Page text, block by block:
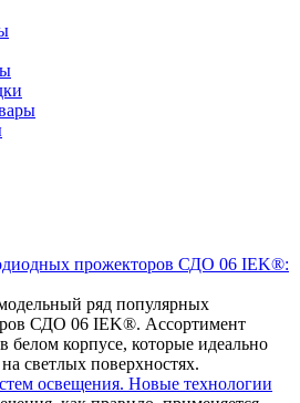
прожекторов СДО 06 IEK®:
ряд популярных
СДО 06 IEK®. Ассортимент
корпусе, которые идеально
светлых поверхностях.
освещения. Новые технологии